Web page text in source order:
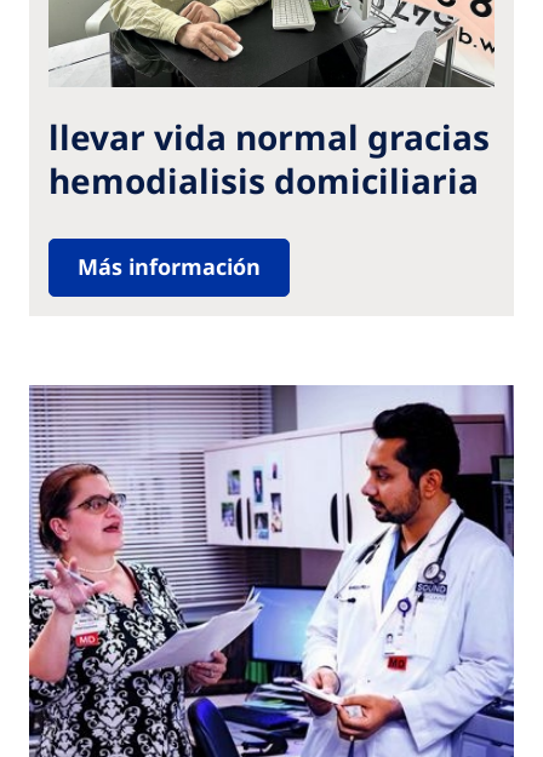
llevar vida normal gracias
hemodialisis domiciliaria
Más información